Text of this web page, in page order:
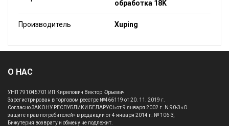
обработка 18K
Производитель Xuping
О НАС
УНП 791045701 ИП Кирилович Виктор Юрьевич
Зарегистрирован в торговом реестре №466119 от 20. 11. 2019 г.
Согласно ЗАКОНУ РЕСПУБЛИКИ БЕЛАРУСЬ от 9 января 2002 г. N 90-З «О
защите прав потребителей» в редакции от 4 января 2014 г. № 106-З,
Бижутерия возврату и обмену не подлежит.